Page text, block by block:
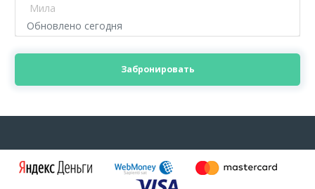
Мила
Обновлено сегодня
Забронировать